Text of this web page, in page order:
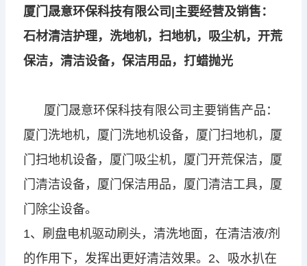
厦门晟意环保科技有限公司|主要经营及销售：
石材清洁护理，洗地机，扫地机，吸尘机，开荒
保洁，清洁设备，保洁用品，打蜡抛光
厦门晟意环保科技有限公司主要销售产品：
厦门洗地机，厦门洗地机设备，厦门扫地机，厦
门扫地机设备，厦门吸尘机，厦门开荒保洁，厦
门清洁设备，厦门保洁用品，厦门清洁工具，厦
门除尘设备。
1、刷盘电机驱动刷头，清洗地面，在清洁液/剂
的作用下，发挥出更好清洁效果。2、吸水扒在